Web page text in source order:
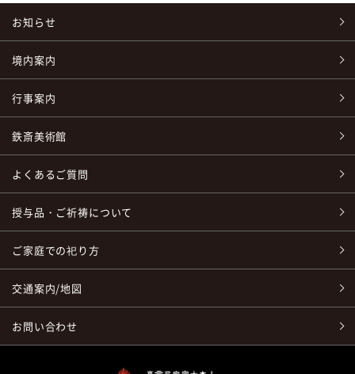
お知らせ
境内案内
行事案内
鉄斎美術館
よくあるご質問
授与品・ご祈祷について
ご家庭での祀り方
交通案内/地図
お問い合わせ